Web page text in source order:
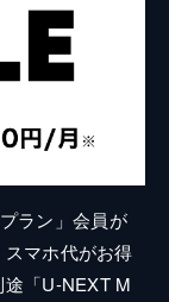
ラン」会員が
マホ代がお得
「U-NEXT M